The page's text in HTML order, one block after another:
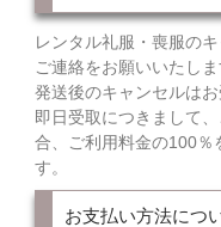
レンタル礼服・喪服の
ご連絡をお願いいたしま
発送後のキャンセルはお
即日受取につきまして
合、ご利用料金の100％
す。
お支払い方法につ